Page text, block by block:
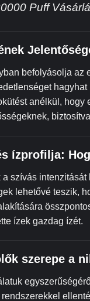
Puff
befolyásolja az
anélkül,
ízprofilja:
szívás
lehetővé teszik,
ízek gazdag ízét.
szerepe a